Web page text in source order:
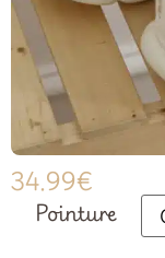
34.99€
Pointure